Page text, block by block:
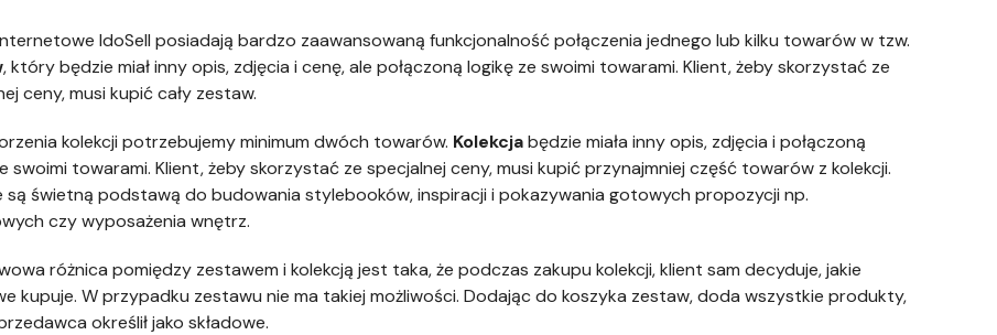
IdoSell posiadają bardzo zaawansowaną funkcjonalność połączenia jednego lub kilku towarów w tzw.
, który będzie miał inny opis, zdjęcia i cenę, ale połączoną logikę ze swoimi towarami. Klient, żeby skorzystać ze
ceny, musi kupić cały zestaw.
kolekcji potrzebujemy minimum dwóch towarów. Kolekcjabędzie miała inny opis, zdjęcia i połączoną
swoimi towarami. Klient, żeby skorzystać ze specjalnej ceny, musi kupić przynajmniej część towarów z kolekcji.
są świetną podstawą do budowania stylebooków, inspiracji i pokazywania gotowych propozycji np.
czy wyposażenia wnętrz.
różnica pomiędzy zestawem i kolekcją jest taka, że podczas zakupu kolekcji, klient sam decyduje, jakie
kupuje. W przypadku zestawu nie ma takiej możliwości. Dodając do koszyka zestaw, doda wszystkie produkty,
określił jako składowe.